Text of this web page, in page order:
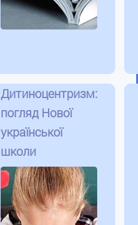
Дитиноцентризм:
погляд Нової
української
школи